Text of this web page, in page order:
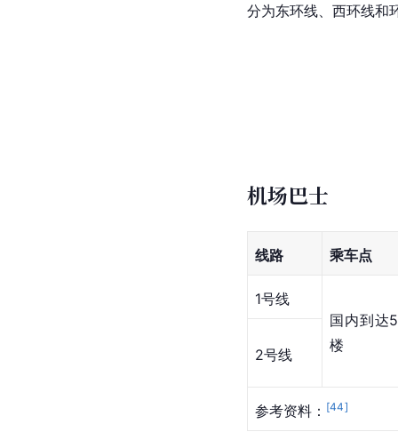
分为东环线、西环线和
机场巴士
线路 乘车点
1号线
国内到达
楼
2号线
参考资料： [44]